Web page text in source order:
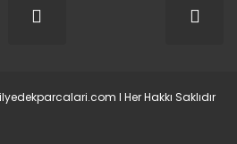
l Her Hakkı Saklıdır